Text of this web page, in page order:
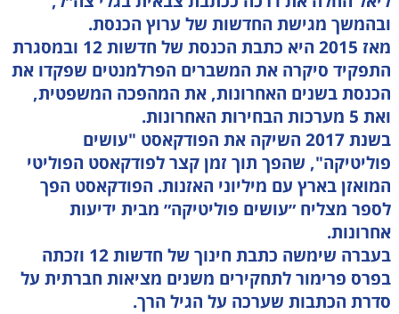
ובהמשך מגישת החדשות של ערוץ הכנסת.
מאז 2015 היא כתבת הכנסת של חדשות 12 ובמסגרת
התפקיד סיקרה את המשברים הפרלמנטים שפקדו את
הכנסת בשנים האחרונות, את המהפכה המשפטית,
ואת 5 מערכות הבחירות האחרונות.
בשנת 2017 השיקה את הפודקאסט "עושים
פוליטיקה", שהפך תוך זמן קצר לפודקאסט הפוליטי
המואזן בארץ עם מיליוני האזנות. הפודקאסט הפך
לספר מצליח ״עושים פוליטיקה״ מבית ידיעות
אחרונות.
בעברה שימשה כתבת חינוך של חדשות 12 וזכתה
בפרס פרימור לתחקירים משנים מציאות חברתית על
סדרת הכתבות שערכה על הגיל הרך.